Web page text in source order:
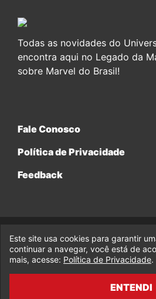
Todas as novidades do
encontra aqui no Legado da
sobre Marvel do Brasil!
Fale Conosco
Política de Privacidade
Feedback
© 2017-2026 Legado da Marvel,
Enterprises.
fabiolobo
Este site usa cookies para garantir
continuar a navegar, você está de
mais, acesse: Política de Privacidade.
ENTENDI